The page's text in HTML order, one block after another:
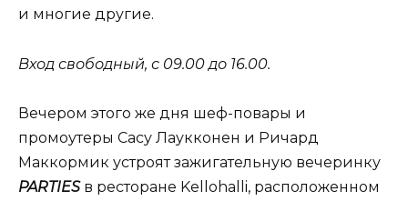
и многие другие.
Вход свободный, с 09.00 до 16.00.
Вечером этого же дня шеф-повары и
промоутеры Сасу Лаукконен и Ричард
Маккормик устроят зажигательную вечеринку
PARTIESв ресторане Kellohalli, расположенном